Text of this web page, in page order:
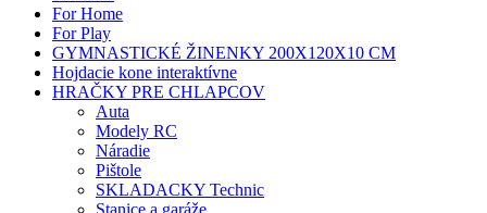
For Home
For Play
GYMNASTICKÉ ŽINENKY 200X120X10 CM
Hojdacie kone interaktívne
HRAČKY PRE CHLAPCOV
Auta
Modely RC
Náradie
Pištole
SKLADACKY Technic